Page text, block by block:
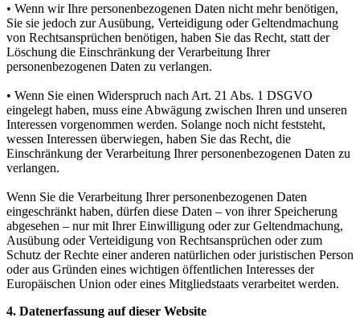
• Wenn wir Ihre personenbezogenen Daten nicht mehr benötigen,
Sie sie jedoch zur Ausübung, Verteidigung oder Geltendmachung
von Rechtsansprüchen benötigen, haben Sie das Recht, statt der
Löschung die Einschränkung der Verarbeitung Ihrer
personenbezogenen Daten zu verlangen.
• Wenn Sie einen Widerspruch nach Art. 21 Abs. 1 DSGVO
eingelegt haben, muss eine Abwägung zwischen Ihren und unseren
Interessen vorgenommen werden. Solange noch nicht feststeht,
wessen Interessen überwiegen, haben Sie das Recht, die
Einschränkung der Verarbeitung Ihrer personenbezogenen Daten zu
verlangen.
Wenn Sie die Verarbeitung Ihrer personenbezogenen Daten
eingeschränkt haben, dürfen diese Daten – von ihrer Speicherung
abgesehen – nur mit Ihrer Einwilligung oder zur Geltendmachung,
Ausübung oder Verteidigung von Rechtsansprüchen oder zum
Schutz der Rechte einer anderen natürlichen oder juristischen Person
oder aus Gründen eines wichtigen öffentlichen Interesses der
Europäischen Union oder eines Mitgliedstaats verarbeitet werden.
4. Datenerfassung auf dieser Website